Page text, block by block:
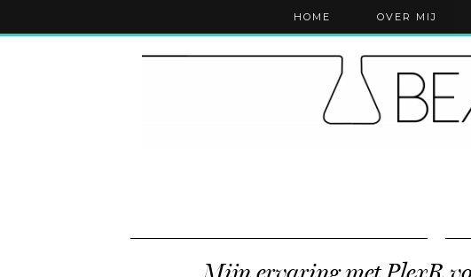
HOME OVER MIJ